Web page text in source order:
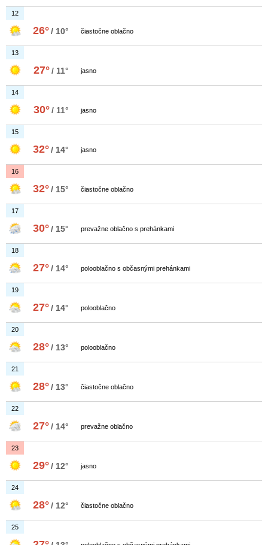
12
26°/ 10° čiastočne oblačno
13
27° / 11° jasno
14
30° / 11° jasno
15
32°/ 14° jasno
16
32°/ 15° čiastočne oblačno
17
30°/ 15° prevažne oblačno s prehánkami
18
27°/ 14° polooblačno s občasnými prehánkami
19
27°/ 14° polooblačno
20
28°/ 13° polooblačno
21
28°/ 13° čiastočne oblačno
22
27°/ 14° prevažne oblačno
23
29°/ 12° jasno
24
28°/ 12° čiastočne oblačno
25